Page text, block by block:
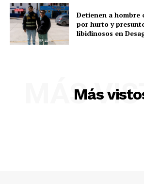
Detienen a hombre
por hurto y
libidinosos en
Más
MÁS